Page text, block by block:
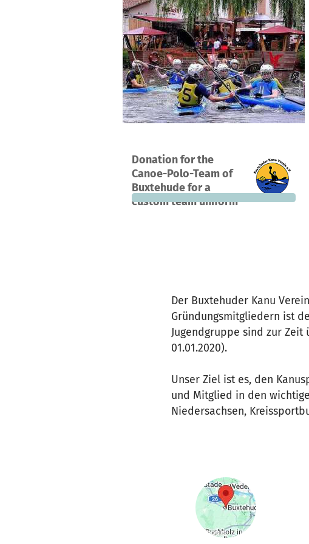
Donation for the
Canoe-Polo-Team of
Buxtehude for a
custom team uniform
A project in Buxtehude, Germany
0
donations
0% €1,750
still needed
Der Buxtehuder Kanu
Gründungsmitgliedern ist
Jugendgruppe sind zur Zeit
01.01.2020).
Unser Ziel ist es, den
und Mitglied in den
Niedersachsen,